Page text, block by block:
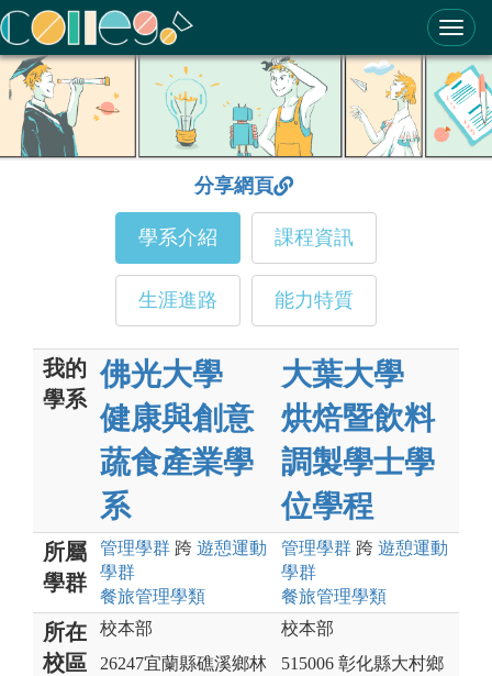
ColleGo! 大學選才與高中育才輔助系統
分享網頁
學系介紹 課程資訊
生涯進路 能力特質
我的
學系
佛光大學
健康與創意
蔬食產業學
系
大葉大學
烘焙暨飲料
調製學士學
位學程
所屬
學群
管理學群 跨 遊憩運動
學群
餐旅管理學類
管理學群 跨 遊憩運動
學群
餐旅管理學類
所在
校區
校本部
26247宜蘭縣礁溪鄉林
校本部
515006 彰化縣大村鄉